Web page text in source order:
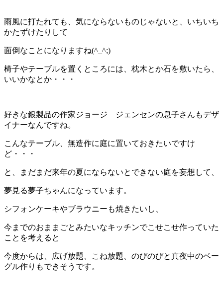
雨風に打たれても、気にならないものじゃないと、いちいち
かたずけたりして
面倒なことになりますね(^_^;)
椅子やテーブルを置くところには、枕木とか石を敷いたら、
いいかなとか・・・
好きな銀製品の作家ジョージ ジェンセンの息子さんもデザ
イナーなんですね。
こんなテーブル、無造作に庭に置いておきたいですけ
ど・・・
と、まだまだ来年の夏にならないとできない庭を妄想して、
夢見る夢子ちゃんになっています。
シフォンケーキやブラウニーも焼きたいし、
今までのおままごとみたいなキッチンでこせこせ作っていた
ことを考えると
今度からは、広げ放題、こね放題、のびのびと真夜中のベー
グル作りもできそうです。